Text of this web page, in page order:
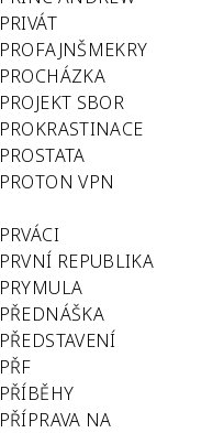
PRIVÁT
PROFAJNŠMEKRY
PROCHÁZKA
PROJEKT SBOR
PROKRASTINACE
PROSTATA
PROTON VPN
PRVÁCI
PRVNÍ REPUBLIKA
PRYMULA
PŘEDNÁŠKA
PŘEDSTAVENÍ
PŘF
PŘÍBĚHY
PŘÍPRAVA NA